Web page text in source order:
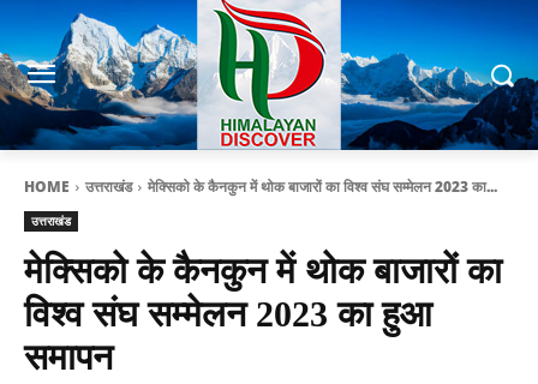
HOME उत्तराखंड मेक्सिको के कैनकुन में थोक बाजारों का विश्व संघ सम्मेलन 2023 का...
उत्तराखंड
मेक्सिको के कैनकुन में थोक बाजारों का
विश्व संघ सम्मेलन 2023 का हुआ
समापन